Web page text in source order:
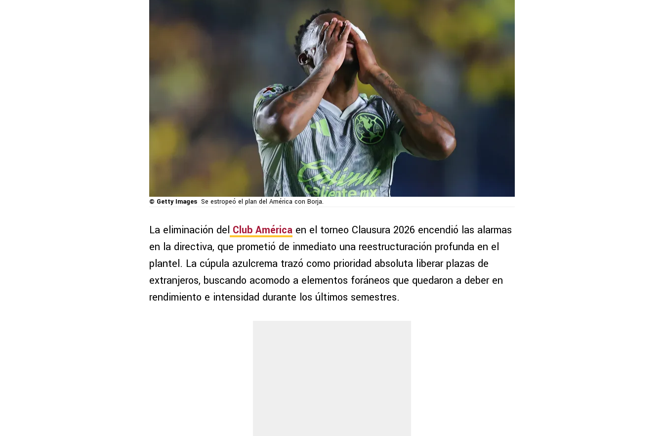
© Getty Images Se estropeó el plan del América con Borja.
La eliminación del Club América en el torneo Clausura 2026 encendió las alarmas
en la directiva, que prometió de inmediato una reestructuración profunda en el
plantel. La cúpula azulcrema trazó como prioridad absoluta liberar plazas de
extranjeros, buscando acomodo a elementos foráneos que quedaron a deber en
rendimiento e intensidad durante los últimos semestres.